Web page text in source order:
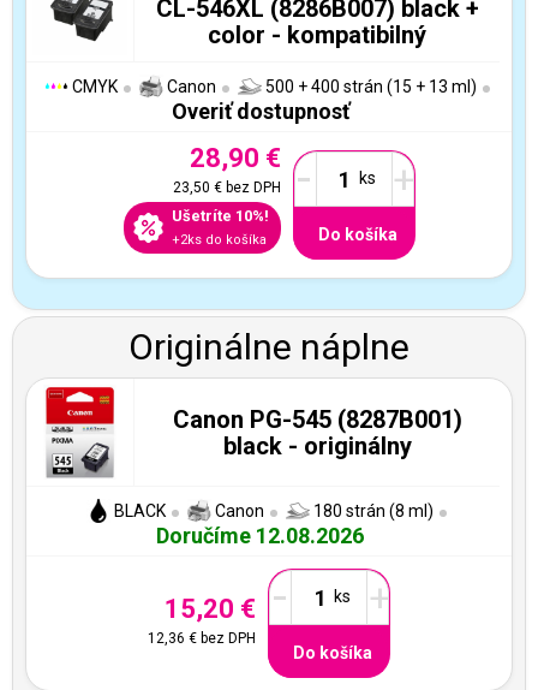
CL-546XL (8286B007) black +
color - kompatibilný
CMYK Canon 500 + 400 strán (15 + 13 ml)
Overiť dostupnosť
28,90 €
23,50 €bez DPH
Ušetríte 10%!
+2ks do košíka
- +
Do košíka
Originálne náplne
Canon PG-545 (8287B001)
black - originálny
BLACK Canon 180 strán (8 ml)
Doručíme 12.08.2026
15,20 €
12,36 € bez DPH
- +
Do košíka